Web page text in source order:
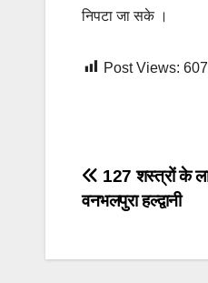
निपटा जा सके ।
Post Views: 607
Post
127 शस्त्रों के
वनभलपुरा हल्द्वानी